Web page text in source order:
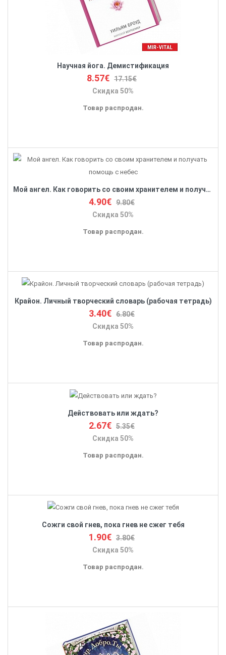
Научная йога. Демистификация
8.57€ 17.15€
Скидка 50%
Товар распродан.
Мой ангел. Как говорить со своим хранителем и получать помощь с небес
4.90€ 9.80€
Скидка 50%
Товар распродан.
Крайон. Личный творческий словарь (рабочая тетрадь)
3.40€ 6.80€
Скидка 50%
Товар распродан.
Действовать или ждать?
2.67€ 5.35€
Скидка 50%
Товар распродан.
Сожги свой гнев, пока гнев не сжег тебя
1.90€ 3.80€
Скидка 50%
Товар распродан.